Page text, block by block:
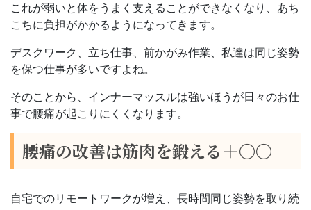
これが弱いと体をうまく支えることができなくなり、あち
こちに負担がかかるようになってきます。
デスクワーク、立ち仕事、前かがみ作業、私達は同じ姿勢
を保つ仕事が多いですよね。
そのことから、インナーマッスルは強いほうが日々のお仕
事で腰痛が起こりにくくなります。
腰痛の改善は筋肉を鍛える＋〇〇
自宅でのリモートワークが増え、長時間同じ姿勢を取り続